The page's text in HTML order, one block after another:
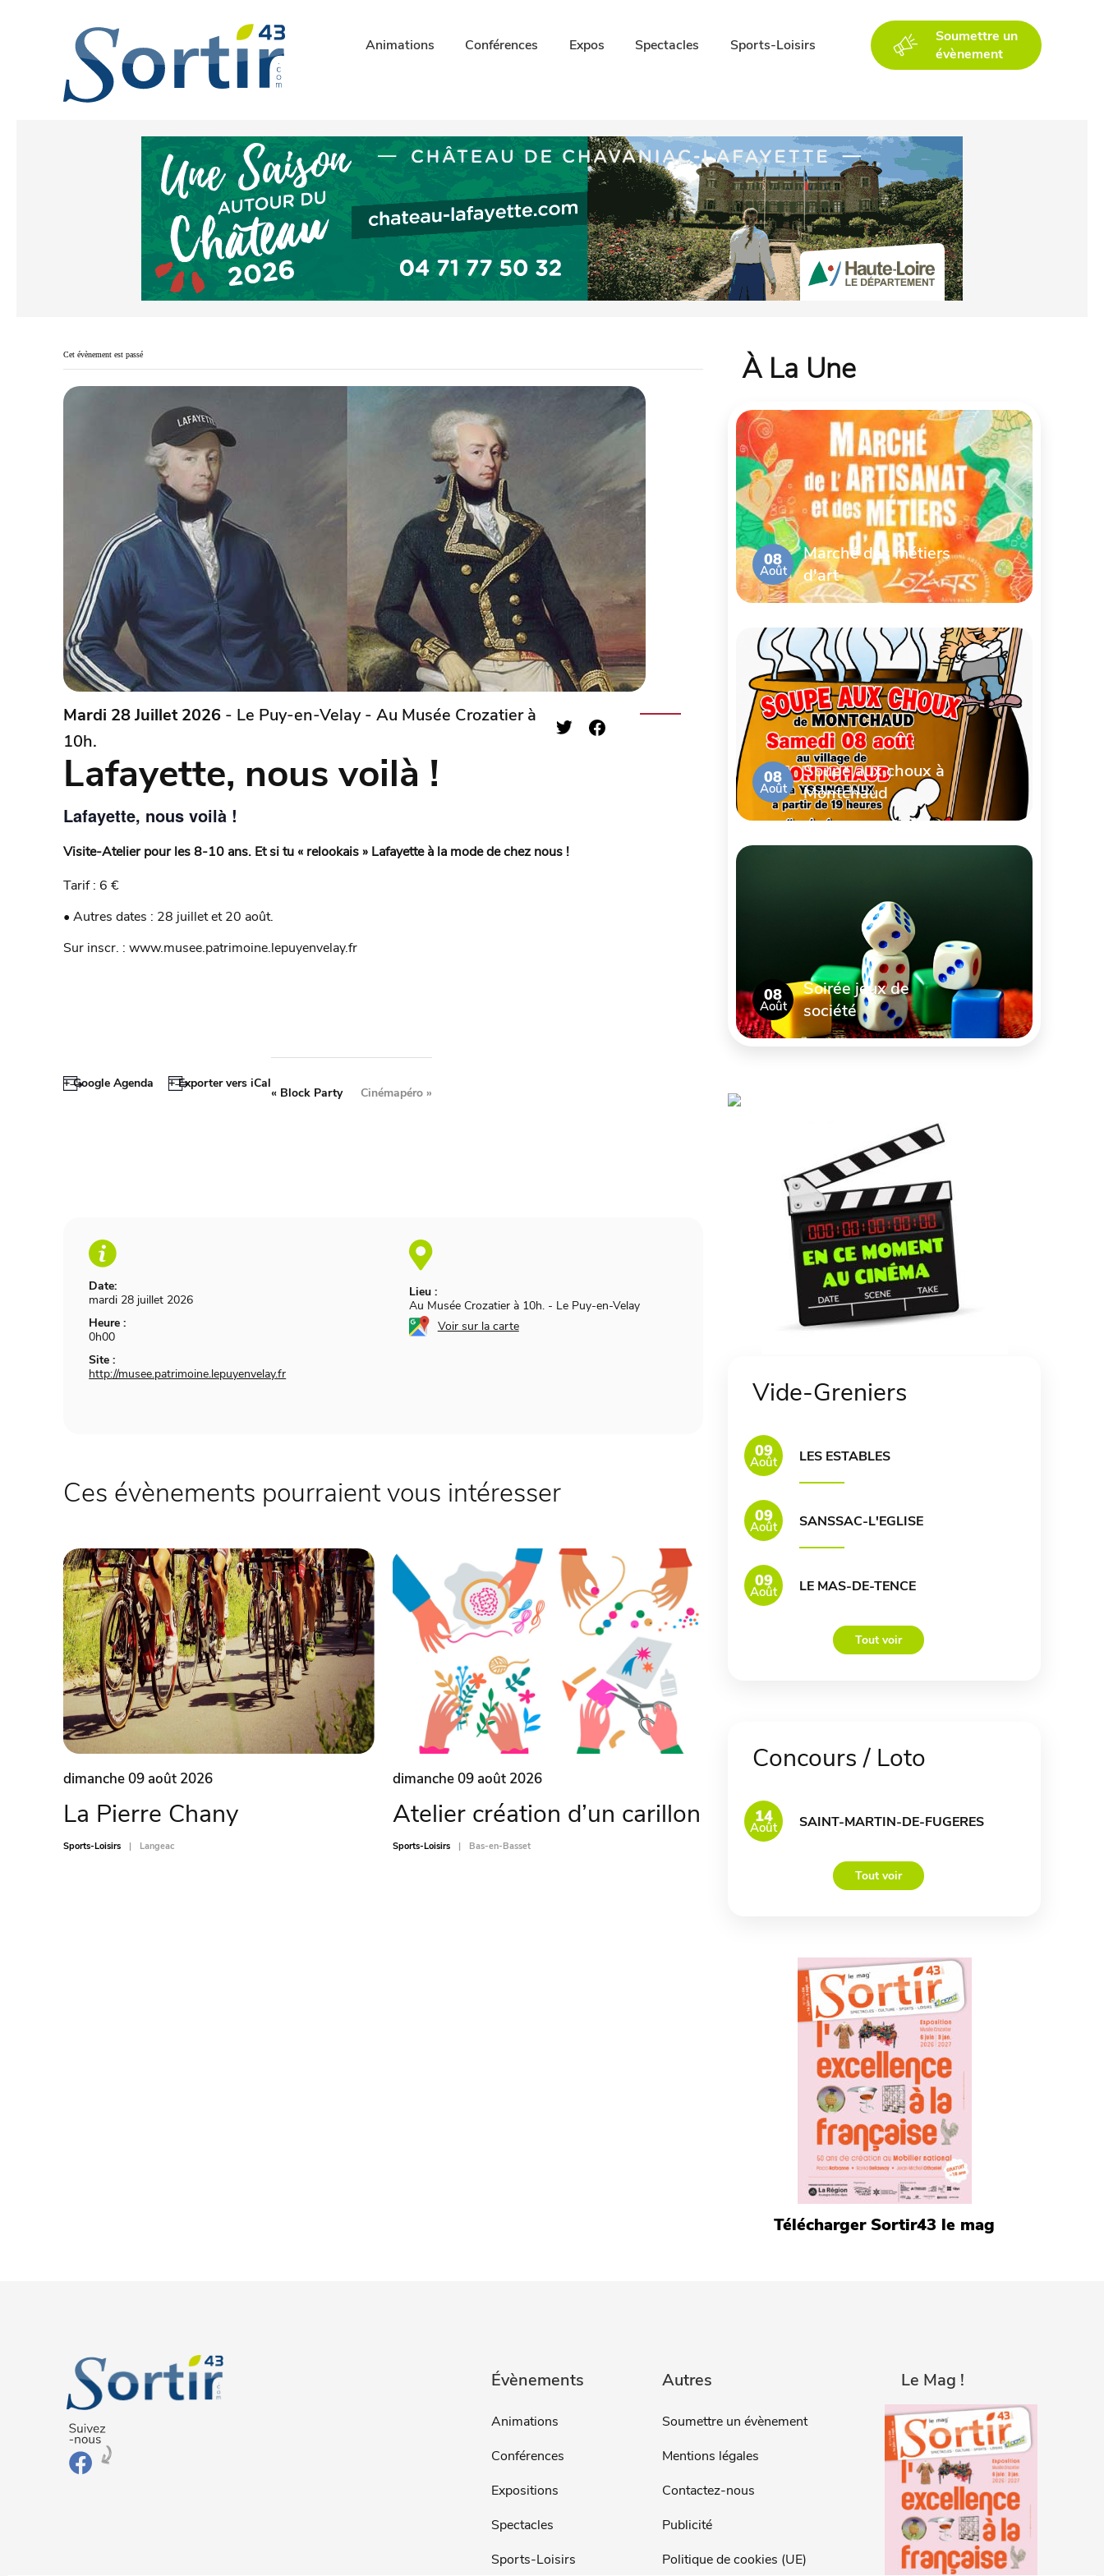
Animations Conférences Expos Spectacles Sports-Loisirs
Soumettre un
évènement
Cet évènement est passé
Mardi 28 Juillet 2026 - Le Puy-en-Velay - Au Musée Crozatier à
10h.
Lafayette, nous voilà !
Lafayette, nous voilà !
Visite-Atelier pour les 8-10 ans. Et si tu « relookais » Lafayette à la mode de chez nous !
Tarif : 6 €
• Autres dates : 28 juillet et 20 août.
Sur inscr. : www.musee.patrimoine.lepuyenvelay.fr
+ Google Agenda + Exporter vers iCal
Date:
mardi 28 juillet 2026
Heure :
0h00
Site :
http://musee.patrimoine.lepuyenvelay.fr
Lieu :
Au Musée Crozatier à 10h. - Le Puy-en-Velay
Voir sur la carte
«Block Party Cinémapéro »
Ces évènements pourraient vous intéresser
dimanche 09 août 2026
La Pierre Chany
Sports-Loisirs Langeac
dimanche 09 août 2026
Atelier création d’un carillon
Sports-Loisirs Bas-en-Basset
À La Une
08
Août
Marché des métiers
d'art
08
Août
Soupe aux choux à
Montchaud
08
Août
Soirée jeux de
société
Vide-Greniers
09
Août LES ESTABLES
09
Août SANSSAC-L'EGLISE
09
Août LE MAS-DE-TENCE
Tout voir
Concours / Loto
14
Août SAINT-MARTIN-DE-FUGERES
Tout voir
Télécharger Sortir43 le mag
Évènements
Animations
Conférences
Expositions
Spectacles
Sports-Loisirs
Autres
Soumettre un évènement
Mentions légales
Contactez-nous
Publicité
Politique de cookies (UE)
Le Mag !